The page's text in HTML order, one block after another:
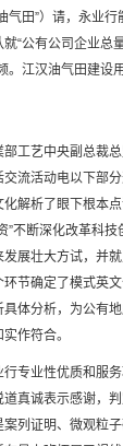
气田”）请，永业
“公有公司企业总
。江汉油气田建设
工艺中央副总裁
流活动电以下部
解析了眼下根本
”不断深化改革科
展壮大方试，并
节确定了模式英
体分析，为公有
作符合。
专业性优质和服
真诚表示感谢，
列证明、微观粒